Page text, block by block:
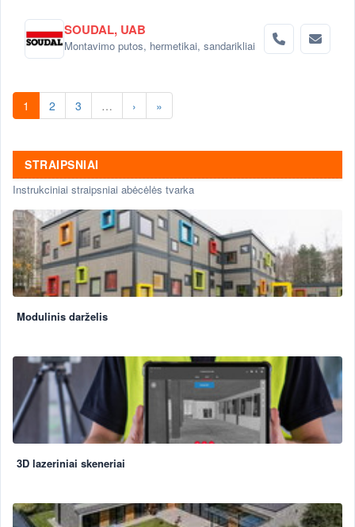
SOUDAL, UAB
Montavimo putos, hermetikai, sandarikliai
1 2 3 … › »
STRAIPSNIAI
Instrukciniai straipsniai abėcėlės tvarka
Modulinis darželis
3D lazeriniai skeneriai